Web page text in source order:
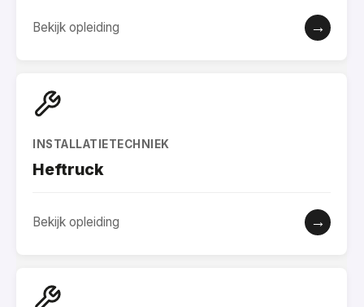
Bekijk opleiding →
INSTALLATIETECHNIEK
Heftruck
Bekijk opleiding →